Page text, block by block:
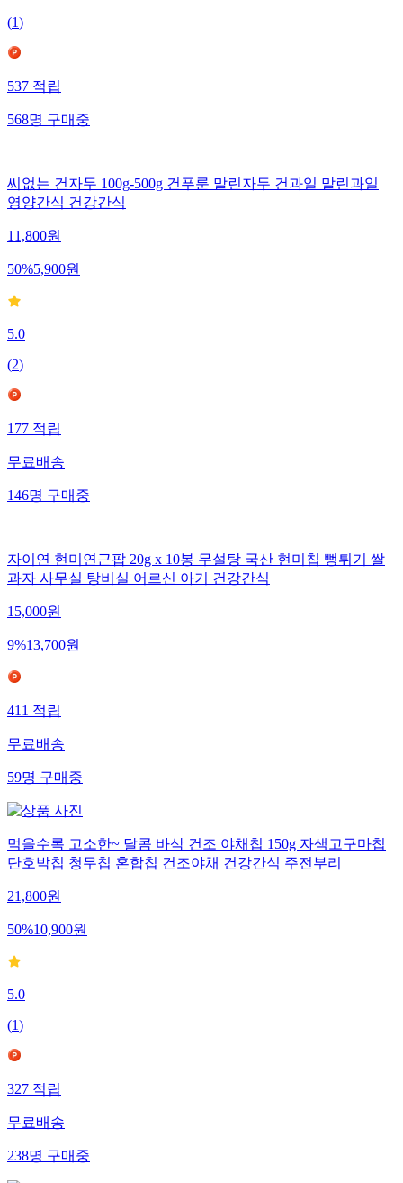
(1)
537적립
568명구매중
씨없는 건자두 100g-500g 건푸룬 말린자두 건과일 말린과일
영양간식 건강간식
11,800원
50%5,900원
5.0
(2)
177적립
무료배송
146명구매중
자이연 현미연근팝 20g x 10봉 무설탕 국산 현미칩 뻥튀기 쌀
과자 사무실 탕비실 어르신 아기 건강간식
15,000원
9%13,700원
411적립
무료배송
59명구매중
먹을수록 고소한~ 달콤 바삭 건조 야채칩 150g 자색고구마칩
단호박칩 청무칩 혼합칩 건조야채 건강간식 주전부리
21,800원
50%10,900원
5.0
(1)
327적립
무료배송
238명구매중